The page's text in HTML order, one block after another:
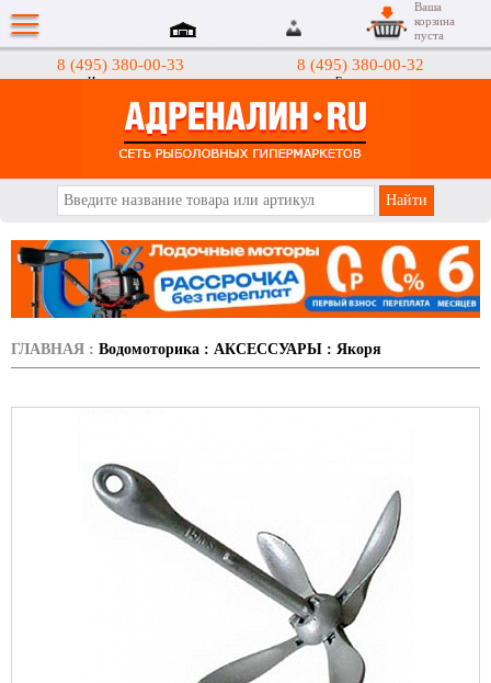
8 (495) 380-00-33
Интернет-магазин
8 (495) 380-00-32
Гипермаркеты
Ваша
корзина
пуста
ГЛАВНАЯ : Водомоторика : АКСЕССУАРЫ : Якоря